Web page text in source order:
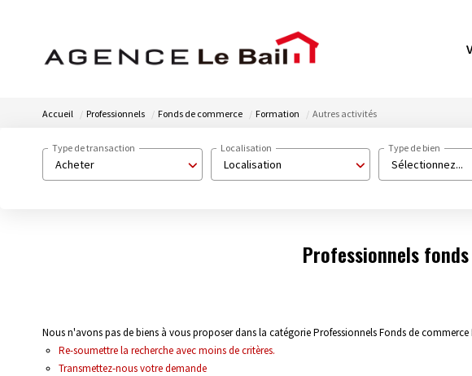
Accueil Professionnels Fonds de commerce Formation Autres activités
Acheter
Type de transaction
Localisation
Localisation
Sélectionnez...
Type de bien
Professionnels
Nous n'avons pas de biens à vous proposer dans la catégorie Professionnels Fonds de
Re-soumettre la recherche avec moins de critères.
Transmettez-nous votre demande